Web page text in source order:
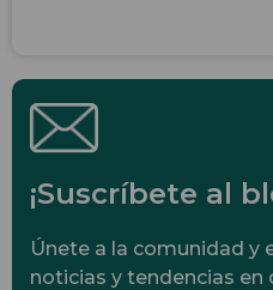
¡Suscríbete al
Únete a la comunidad y
noticias y tendencias